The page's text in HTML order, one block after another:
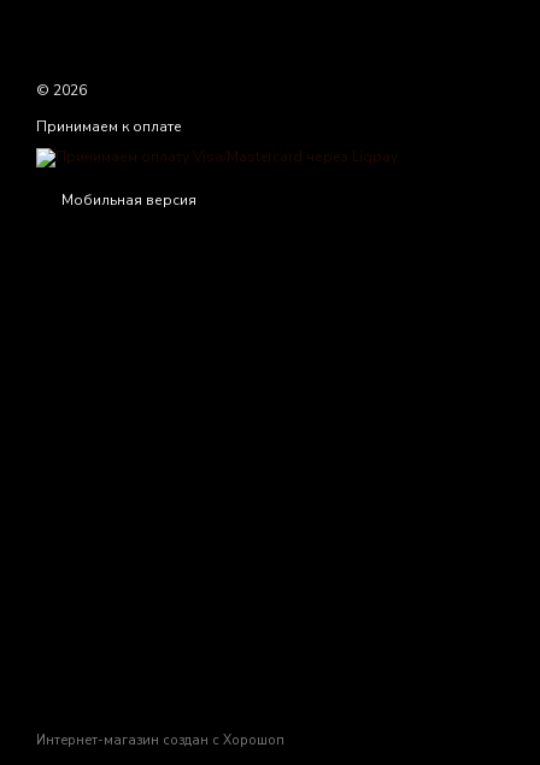
© 2026
Принимаем к оплате
Мобильная версия
Интернет-магазин создан с Хорошоп